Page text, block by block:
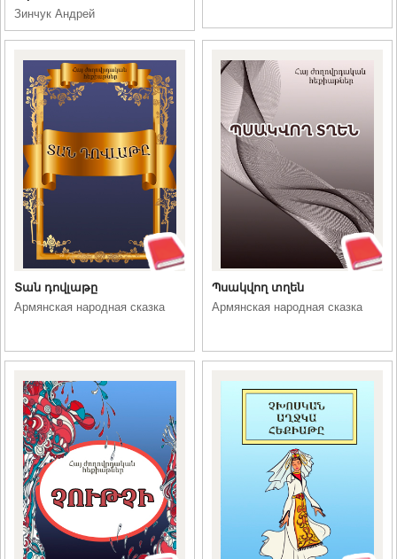
Зинчук Андрей
Տան դովլաթը
Армянская народная сказка
Պսակվող տղեն
Армянская народная сказка